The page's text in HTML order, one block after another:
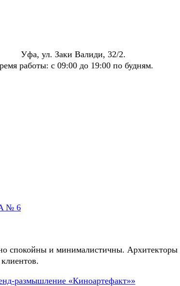
Уфа, ул. Заки Валиди, 32/2.
работы: с 09:00 до 19:00 по будням.
№ 6
и минималистичны. Архитекторы